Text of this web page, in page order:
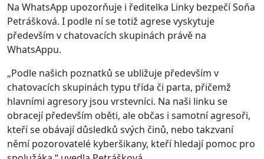
Na WhatsApp upozorňuje i ředitelka Linky bezpečí Soňa
Petrášková. I podle ní se totiž agrese vyskytuje
především v chatovacích skupinách právě na
WhatsAppu.
„Podle našich poznatků se ubližuje především v
chatovacích skupinách typu třída či parta, přičemž
hlavními agresory jsou vrstevníci. Na naši linku se
obracejí především oběti, ale občas i samotní agresoři,
kteří se obávají důsledků svých činů, nebo takzvaní
němí pozorovatelé kyberšikany, kteří hledají pomoc pro